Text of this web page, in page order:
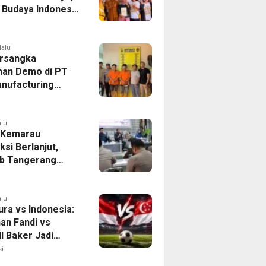
Indonesia
Pekerja
Demo di PT
Ditahan, Polda
Pengelolaan
Berlanjut,
Tangerang
Langkah
vs Indonesia:
Fandi vs
Baker Jadi
di Piala AFF